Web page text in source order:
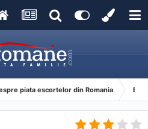
piata escortelor din Romania